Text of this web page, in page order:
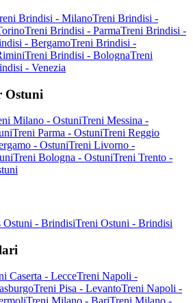
Brindisi - MilanoTreni Brindisi -
Treni Brindisi - ParmaTreni Brindisi -
- BergamoTreni Brindisi -
Treni Brindisi - BolognaTreni
- Venezia
Ostuni
Milano - OstuniTreni Messina -
Treni Parma - OstuniTreni Reggio
- OstuniTreni Livorno -
Treni Bologna - OstuniTreni Trento -
Ostuni - BrindisiTreni Ostuni - Brindisi
Caserta - LecceTreni Napoli -
Treni Pisa - LevantoTreni Napoli -